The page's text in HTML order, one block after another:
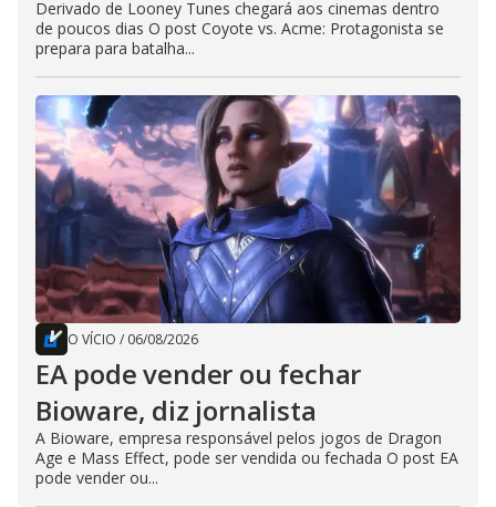
Derivado de Looney Tunes chegará aos cinemas dentro
de poucos dias O post Coyote vs. Acme: Protagonista se
prepara para batalha...
O VÍCIO / 06/08/2026
EA pode vender ou fechar
Bioware, diz jornalista
A Bioware, empresa responsável pelos jogos de Dragon
Age e Mass Effect, pode ser vendida ou fechada O post EA
pode vender ou...